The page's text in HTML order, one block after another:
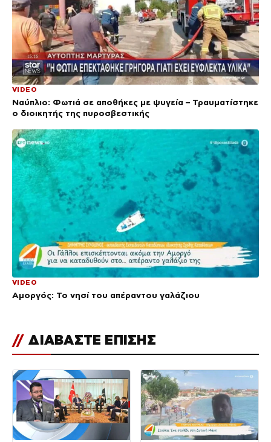
VIDEO
Ναύπλιο: Φωτιά σε αποθήκες με ψυγεία – Τραυματίστηκε
ο διοικητής της πυροσβεστικής
VIDEO
Αμοργός: Το νησί του απέραντου γαλάζιου
// ΔΙΑΒΑΣΤΕ ΕΠΙΣΗΣ